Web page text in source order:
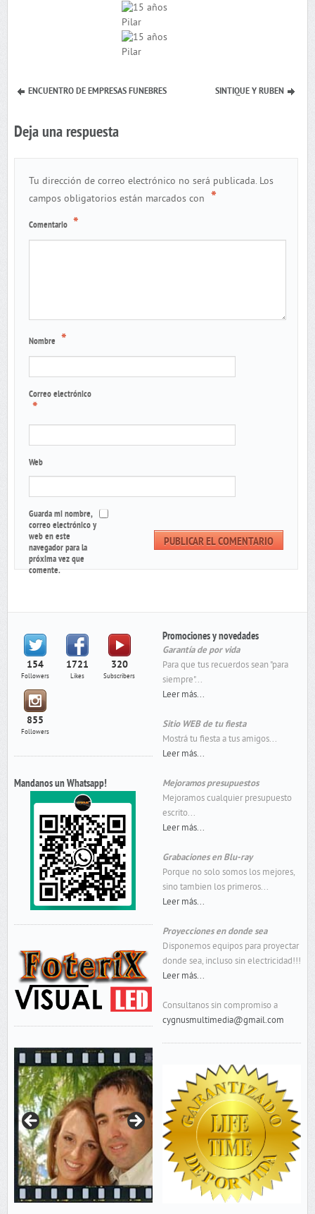
ENCUENTRO DE EMPRESAS FUNEBRES SINTIQUE Y RUBEN
Deja una respuesta
Tu dirección de correo electrónico no será publicada. Los
campos obligatorios están marcados con *
Comentario *
Nombre *
Correo electrónico
*
Web
Guarda mi nombre,
correo electrónico y
web en este
navegador para la
próxima vez que
comente.
154
Followers
1721
Likes
320
Subscribers
855
Followers
Mandanos un Whatsapp!
Promociones y novedades
Garantía de por vida
Para que tus recuerdos sean "para
siempre"...
Leer más...
Sitio WEB de tu fiesta
Mostrá tu fiesta a tus amigos...
Leer más...
Mejoramos presupuestos
Mejoramos cualquier presupuesto
escrito...
Leer más...
Grabaciones en Blu-ray
Porque no solo somos los mejores,
sino tambien los primeros...
Leer más...
Proyecciones en donde sea
Disponemos equipos para proyectar
donde sea, incluso sin electricidad!!!
Leer más...
Consultanos sin compromiso a
cygnusmultimedia@gmail.com